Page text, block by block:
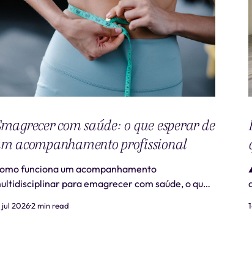
com saúde: o que esperar de
acompanhamento profissional
funciona um acompanhamento
para emagrecer com saúde, o que
jul 20262 min read